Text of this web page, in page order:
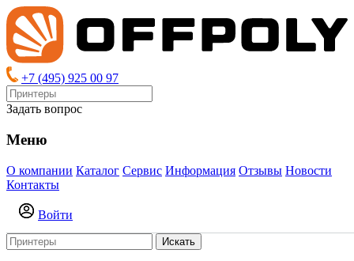
+7 (495) 925 00 97
Задать вопрос
Меню
О компании Каталог Сервис Информация Отзывы Новости
Контакты
Войти
Искать